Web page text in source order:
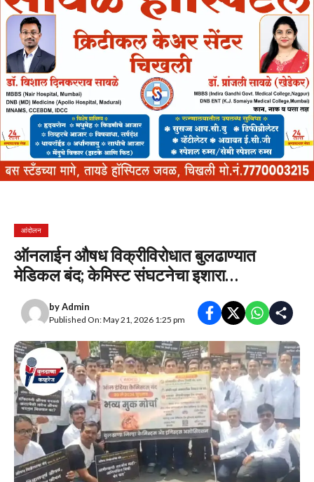
आंदोलन
ऑनलाईन औषध विक्रीविरोधात बुलढाण्यात
मेडिकल बंद; केमिस्ट संघटनेचा इशारा…
byAdmin
Published On: May 21, 2026 1:25 pm